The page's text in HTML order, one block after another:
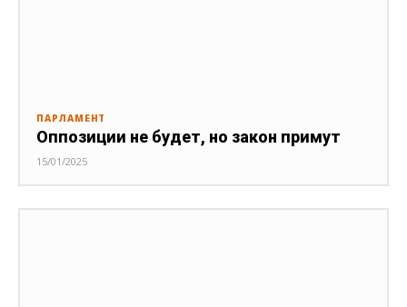
ПАРЛАМЕНТ
Оппозиции не будет, но закон примут
15/01/2025